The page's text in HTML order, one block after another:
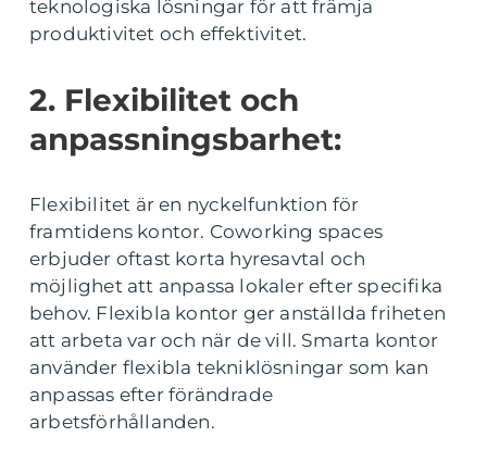
teknologiska lösningar för att främja
produktivitet och effektivitet.
2. Flexibilitet och
anpassningsbarhet:
Flexibilitet är en nyckelfunktion för
framtidens kontor. Coworking spaces
erbjuder oftast korta hyresavtal och
möjlighet att anpassa lokaler efter specifika
behov. Flexibla kontor ger anställda friheten
att arbeta var och när de vill. Smarta kontor
använder flexibla tekniklösningar som kan
anpassas efter förändrade
arbetsförhållanden.